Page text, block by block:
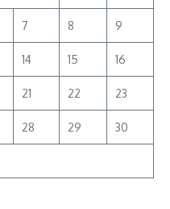
7 8 9
14 15 16
21 22 23
28 29 30